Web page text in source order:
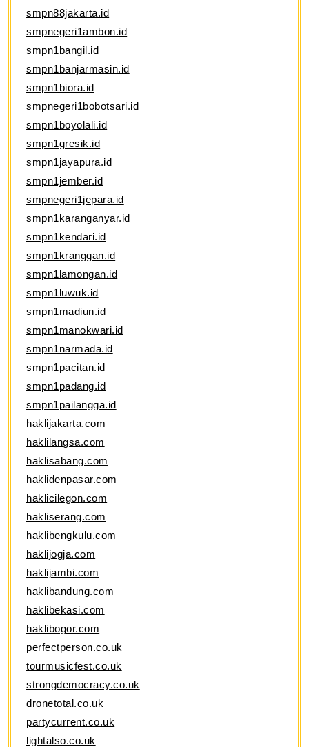
smpn88jakarta.id
smpnegeri1ambon.id
smpn1bangil.id
smpn1banjarmasin.id
smpn1biora.id
smpnegeri1bobotsari.id
smpn1boyolali.id
smpn1gresik.id
smpn1jayapura.id
smpn1jember.id
smpnegeri1jepara.id
smpn1karanganyar.id
smpn1kendari.id
smpn1kranggan.id
smpn1lamongan.id
smpn1luwuk.id
smpn1madiun.id
smpn1manokwari.id
smpn1narmada.id
smpn1pacitan.id
smpn1padang.id
smpn1pailangga.id
haklijakarta.com
haklilangsa.com
haklisabang.com
haklidenpasar.com
haklicilegon.com
hakliserang.com
haklibengkulu.com
haklijogja.com
haklijambi.com
haklibandung.com
haklibekasi.com
haklibogor.com
perfectperson.co.uk
tourmusicfest.co.uk
strongdemocracy.co.uk
dronetotal.co.uk
partycurrent.co.uk
lightalso.co.uk